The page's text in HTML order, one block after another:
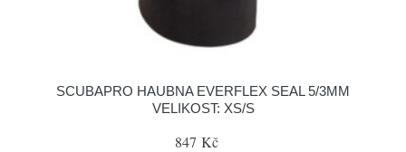
SCUBAPRO HAUBNA EVERFLEX SEAL 5/3MM
VELIKOST: XS/S
847 Kč